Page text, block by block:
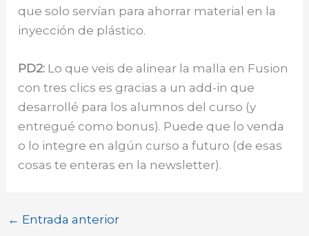
que solo servían para ahorrar material en la
inyección de plástico.
PD2: Lo que veis de alinear la malla en Fusion
con tres clics es gracias a un add-in que
desarrollé para los alumnos del curso (y
entregué como bonus). Puede que lo venda
o lo integre en algún curso a futuro (de esas
cosas te enteras en la newsletter).
← Entrada anterior